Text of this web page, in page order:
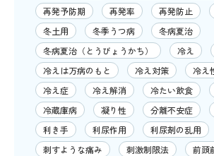
再発予防期
再発率 再発防止
冬土用
冬季うつ病
冬病夏治
冬病夏治（とうびょうかち）
冷え
冷えは万病のもと
冷え対策
冷え
冷え症
冷え解消 冷たい飲食
冷蔵庫病
凝り性 分離不安症
利き手
利尿作用 利尿剤の乱用
刺すような痛み
刺激制限法
前頭